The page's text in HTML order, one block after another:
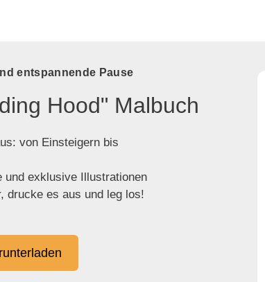
entspannende Pause
Hood" Malbuch
von Einsteigern bis
und exklusive Illustrationen
drucke es aus und leg los!